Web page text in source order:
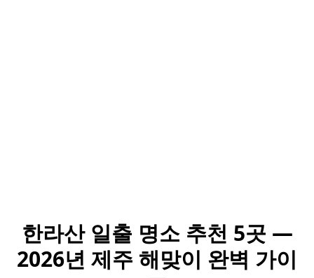
한라산 일출 명소 추천 5곳 —
2026년 제주 해맞이 완벽 가이